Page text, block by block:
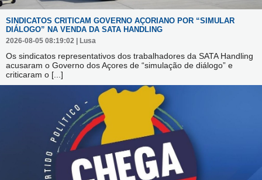
SINDICATOS CRITICAM GOVERNO AÇORIANO POR “SIMULAR
DIÁLOGO” NA VENDA DA SATA HANDLING
2026-08-05 08:19:02 | Lusa
Os sindicatos representativos dos trabalhadores da SATA Handling
acusaram o Governo dos Açores de “simulação de diálogo” e
criticaram o [...]